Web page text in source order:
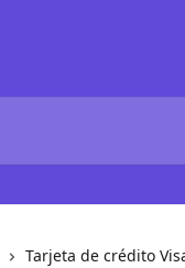
Tarjeta de crédito